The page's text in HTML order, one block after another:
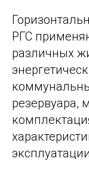
РГС
различных
резервуара,